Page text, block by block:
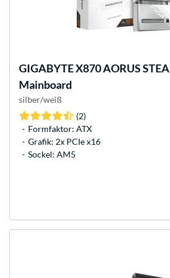
GIGABYTEX870 AORUS
Mainboard
silber/weiß
(2)
Formfaktor: ATX
Grafik: 2x PCIe x16
Sockel: AM5